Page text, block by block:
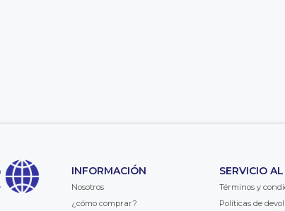
INFORMACIÓN
Nosotros
¿cómo comprar?
SERVICIO
Términos y
Políticas de